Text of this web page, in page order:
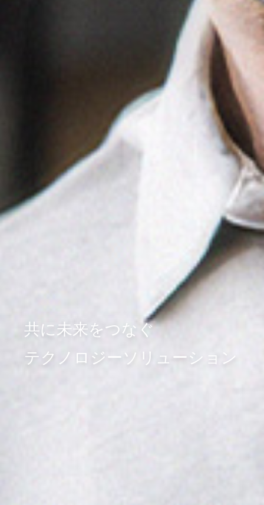
共に未来をつなぐ
テクノロジーソリューション